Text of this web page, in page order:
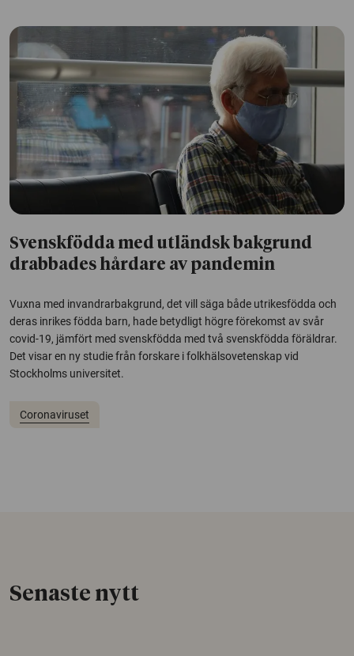
Svenskfödda med utländsk bakgrund
drabbades hårdare av pandemin
Vuxna med invandrarbakgrund, det vill säga både utrikesfödda och
deras inrikes födda barn, hade betydligt högre förekomst av svår
covid-19, jämfört med svenskfödda med två svenskfödda föräldrar.
Det visar en ny studie från forskare i folkhälsovetenskap vid
Stockholms universitet.
Coronaviruset
Senaste nytt